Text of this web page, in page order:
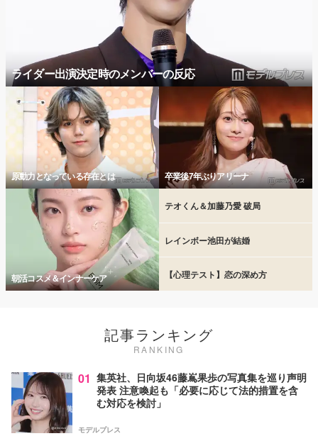
ライダー出演決定時のメンバーの反応
原動力となっている存在とは 卒業後7年ぶりアリーナ
朝活コスメ＆インナーケア
テオくん＆加藤乃愛 破局
レインボー池田が結婚
【心理テスト】恋の深め方
記事ランキング
RANKING
01 集英社、日向坂46藤嶌果歩の写真集を巡り声明
発表 注意喚起も「必要に応じて法的措置を含
む対応を検討」
モデルプレス